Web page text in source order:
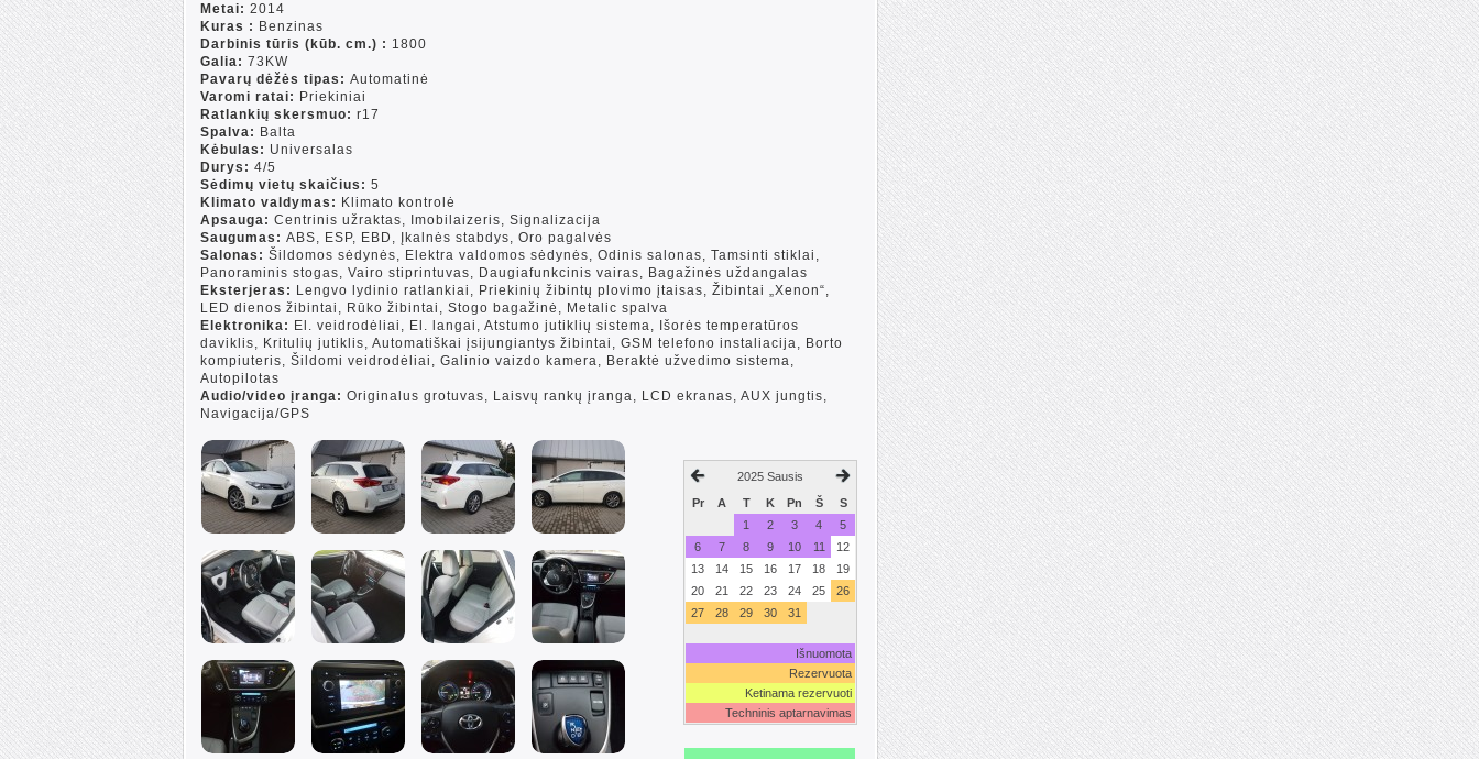
Metai: 2014
Kuras : Benzinas
Darbinis tūris (kūb. cm.) : 1800
Galia: 73KW
Pavarų dėžės tipas: Automatinė
Varomi ratai: Priekiniai
Ratlankių skersmuo: r17
Spalva: Balta
Kėbulas: Universalas
Durys: 4/5
Sėdimų vietų skaičius: 5
Klimato valdymas: Klimato kontrolė
Apsauga: Centrinis užraktas, Imobilaizeris, Signalizacija
Saugumas: ABS, ESP, EBD, Įkalnės stabdys, Oro pagalvės
Salonas: Šildomos sėdynės, Elektra valdomos sėdynės, Odinis salonas, Tamsinti stiklai,
Panoraminis stogas, Vairo stiprintuvas, Daugiafunkcinis vairas, Bagažinės uždangalas
Eksterjeras: Lengvo lydinio ratlankiai, Priekinių žibintų plovimo įtaisas, Žibintai „Xenon“,
LED dienos žibintai, Rūko žibintai, Stogo bagažinė, Metalic spalva
Elektronika: El. veidrodėliai, El. langai, Atstumo jutiklių sistema, Išorės temperatūros
daviklis, Kritulių jutiklis, Automatiškai įsijungiantys žibintai, GSM telefono instaliacija, Borto
kompiuteris, Šildomi veidrodėliai, Galinio vaizdo kamera, Beraktė užvedimo sistema,
Autopilotas
Audio/video įranga: Originalus grotuvas, Laisvų rankų įranga, LCD ekranas, AUX jungtis,
Navigacija/GPS
2025 Sausis
Pr
A T K Pn Š
S
1
2 3 4
5
6
7 8 9 10 11
12
13
14 15 16 17 18
19
20
21 22 23 24 25
26
27
28 29 30 31
Išnuomota
Rezervuota
Ketinama rezervuoti
Techninis aptarnavimas